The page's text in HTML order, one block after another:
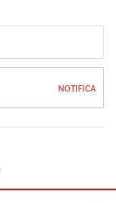
NOTIFICA